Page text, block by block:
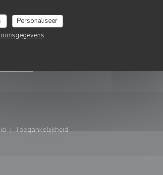
Personaliseer
((opent in een nieuw venster))
in een nieuw venster))
Toegankelijkheid
((opent in een nieuw venster))